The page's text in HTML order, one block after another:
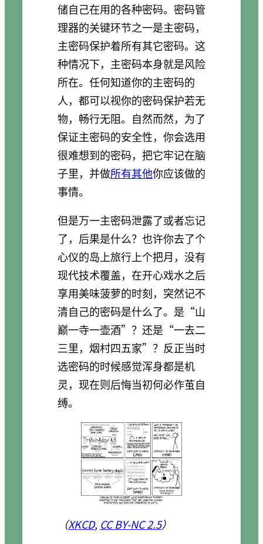
储自己在用的各种密码。密码管
理器的关键环节之一是主密码，
主密码保护着所有其它密码。这
种情况下，主密码本身就是风险
所在。任何知道你的主密码的
人，都可以视你的密码保护若无
物，畅行无阻。自然而然，为了
保证主密码的安全性，你会选用
很难想到的密码，把它牢记在脑
子里，并做所有其他你应该做的
事情。
但是万一主密码泄露了或者忘记
了，后果是什么？也许你去了个
心仪的岛上旅行上个把月，没有
现代技术覆盖，在开心戏水之后
享用美味菠萝的时刻，突然记不
清自己的密码是什么了。是“山
巅一寺一壶酒”？还是“一去二
三里，烟村四五家”？反正当时
选密码的时候感觉浑身都是机
灵，现在则后悔当初何必作茧自
缚。
（XKCD, CC BY-NC 2.5）